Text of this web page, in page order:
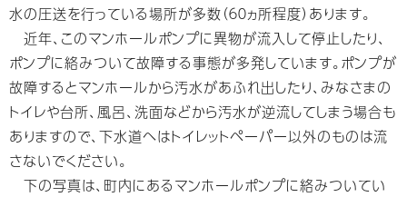
水の圧送を行っている場所が多数（６０ヵ所程度）あります。
近年、このマンホールポンプに異物が流入して停止したり、
ポンプに絡みついて故障する事態が多発しています。ポンプが
故障するとマンホールから汚水があふれ出したり、みなさまの
トイレや台所、風呂、洗面などから汚水が逆流してしまう場合も
ありますので、下水道へはトイレットペーパー以外のものは流
さないでください。
下の写真は、町内にあるマンホールポンプに絡みついてい